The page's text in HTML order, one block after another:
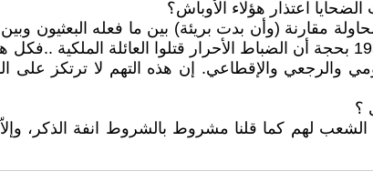
اعتذار هؤلاء الأوباش؟
مقارنة (وأن بدت بريئة) بين ما فعله
حصل في فجر يوم 14 تموز 1958 بحجة أن الضباط الأحرار قتلوا
والرجعي والإقطاعي. إن هذه التهم لا ترتكز
؟
الشعب لهم كما قلنا مشروط بالشروط انفة الذكر،